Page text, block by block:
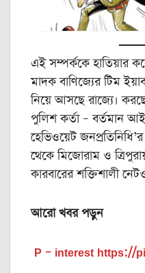
এই সম্পর্ককে হাতিয়ার
মাদক বাণিজ্যের টিম
নিয়ে আসছে রাজ্যে।
পুলিশ কর্তা – বর্তমান
হেভিওয়েট জনপ্রতিনিধি’র
থেকে মিজোরাম ও
কারবারের শক্তিশালী
আরো খবর পড়ুন
P – interest https://